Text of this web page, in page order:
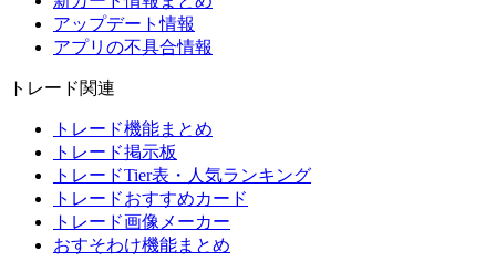
アップデート情報
アプリの不具合情報
トレード関連
トレード機能まとめ
トレード掲示板
トレードTier表・人気ランキング
トレードおすすめカード
トレード画像メーカー
おすそわけ機能まとめ